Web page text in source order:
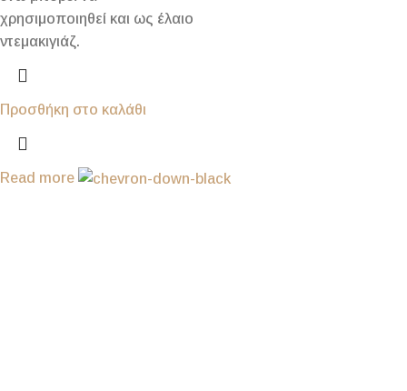
χρησιμοποιηθεί και ως έλαιο
ντεμακιγιάζ.
Προσθήκη στο καλάθι
Read more